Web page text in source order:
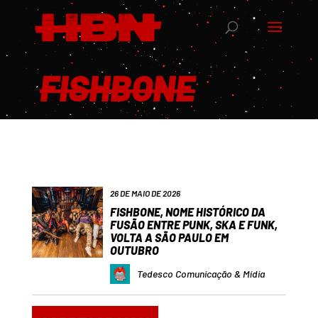
FISHBONE
26 DE MAIO DE 2026
FISHBONE, NOME HISTÓRICO DA
FUSÃO ENTRE PUNK, SKA E FUNK,
VOLTA A SÃO PAULO EM
OUTUBRO
Tedesco Comunicação & Mídia